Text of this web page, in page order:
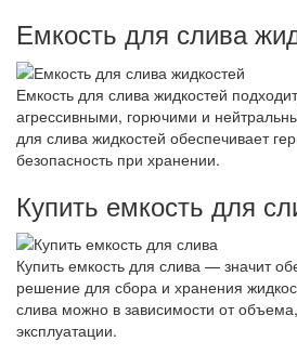
Емкость для слива
Емкость для слива жидкостей
агрессивными, горючими и
для слива жидкостей обеспечивает
безопасность при хранении.
Купить емкость для
Купить емкость для слива — значит
решение для сбора и хранения
слива можно в зависимости от
эксплуатации.